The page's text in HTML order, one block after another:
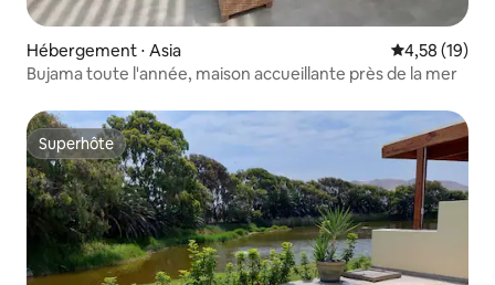
Hébergement ⋅ Asia Évaluation
4,58 (19)
Bujama toute l'année, maison accueillante près de la mer
Superhôte
Superhôte